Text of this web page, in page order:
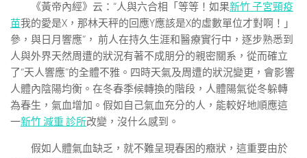
《黃帝內經》云：“人與六合相「等等！如果新竹 子宮頸疫
苗我的愛是X，那林天秤的回應Y應該是X的虛數單位才對啊！」
參，與日月響應”， 前人在持久生涯和醫療實行中，逐步熟悉到
人與外界天然周遭的狀況有著不成朋分的親密關系，從而確立
了“天人響應”的全體不雅。四時天氣及周遭的狀況變更，會影響
人體內陰陽均衡。在冬春季候轉換的階段，人體陽氣從冬躲轉
為春生，氣血增加。假如自己氣血充分的人，能較好地順應這
一新竹 減重 診所改變，沒什么感到。
假如人體氣血缺乏，就不難呈現春困的癥狀，這重要由於